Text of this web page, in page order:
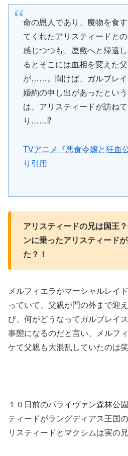
命の恩人であり、魔物を食
てくれたアリスティードと
感じつつも、屋敷へと帰還
るとそこには血相を変えた
が……。聞けば、ガルブレイ
婚約の申し出があったとい
は、アリスティードが訪ね
り……⁉
TVアニメ『悪食令嬢と狂血
り引用
アリスティードの兄は国王
ンに乗ったアリスティード
た？！
メルフィエラがマーシャルレイ
っていて、父親が門の外まで迎
び、何がどうなってガルブレイ
事態になるのだと言い、メルフ
ケて父親も大混乱していたのは笑
１０日前のパライヴァン森林公
ティードがラングディアス王国
リスティードとマクシムは実の